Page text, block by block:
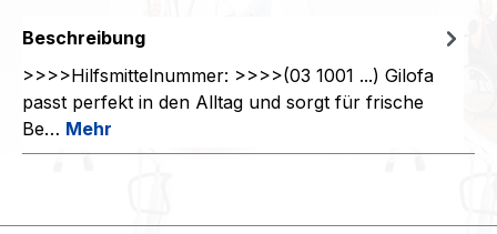
Beschreibung
>>>>Hilfsmittelnummer: >>>>(03 1001 ...) Gilofa
passt perfekt in den Alltag und sorgt für frische
Be… Mehr